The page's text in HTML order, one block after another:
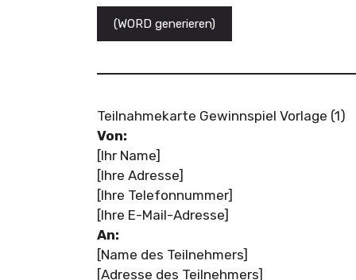
(WORD generieren)
Teilnahmekarte Gewinnspiel Vorlage (1)
Von:
[Ihr Name]
[Ihre Adresse]
[Ihre Telefonnummer]
[Ihre E-Mail-Adresse]
An:
[Name des Teilnehmers]
[Adresse des Teilnehmers]